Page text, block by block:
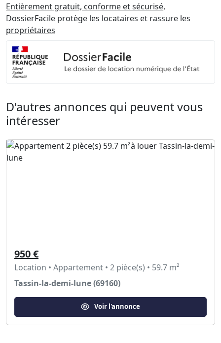
Entièrement gratuit, conforme et sécurisé,
DossierFacile protège les locataires et rassure les
propriétaires
D'autres annonces qui peuvent vous
intéresser
950 €
Location • Appartement • 2 pièce(s) • 59.7 m²
Tassin-la-demi-lune (69160)
Voir l'annonce